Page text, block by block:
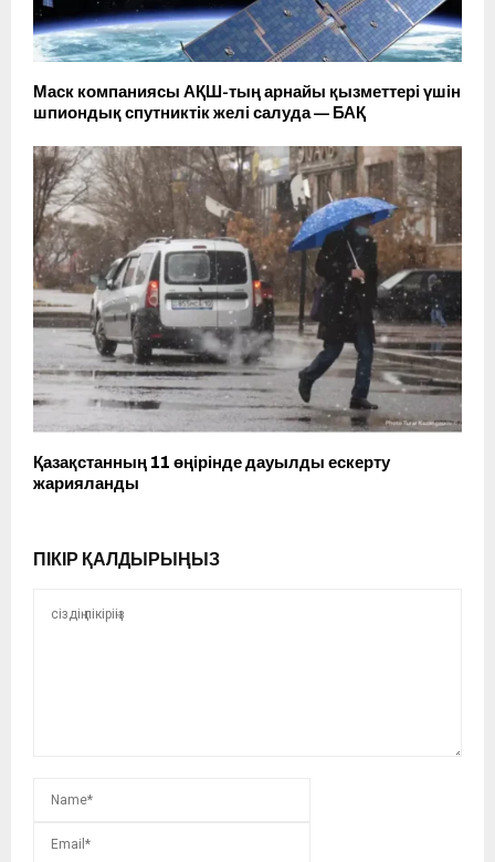
Маск компаниясы АҚШ-тың арнайы қызметтері үшін
шпиондық спутниктік желі салуда — БАҚ
Қазақстанның 11 өңірінде дауылды ескерту
жарияланды
ПІКІР ҚАЛДЫРЫҢЫЗ